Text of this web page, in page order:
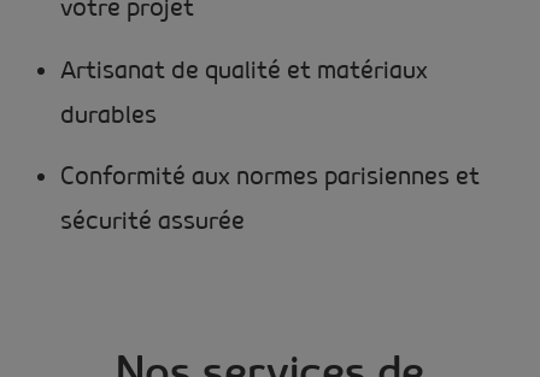
votre projet
Artisanat de qualité et matériaux
durables
Conformité aux normes parisiennes et
sécurité assurée